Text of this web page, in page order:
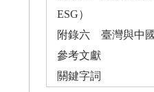
ESG）
附錄六 臺灣與中
參考文獻
關鍵字詞